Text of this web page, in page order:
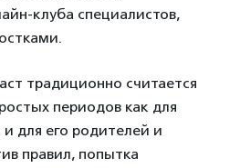
клуба специалистов,
традиционно считается
периодов как для
и для его родителей и
правил, попытка